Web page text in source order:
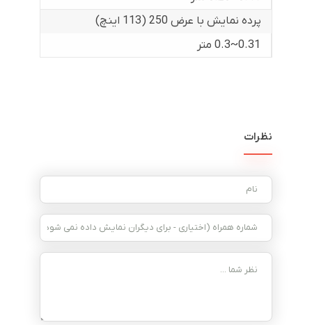
پرده نمایش با عرض 250 (113 اینچ)
0.31~0.3 متر
نظرات